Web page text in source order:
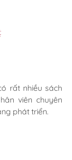
rất nhiều sách
viên chuyên
phát triển.
rất nhiều sách
viên chuyên
phát triển.
rất nhiều sách
viên chuyên
phát triển.